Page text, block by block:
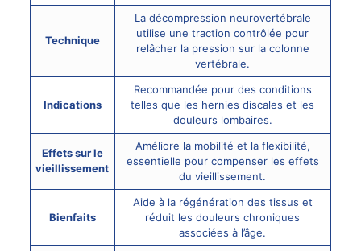
Technique
La décompression neurovertébrale
utilise une traction contrôlée pour
relâcher la pression sur la colonne
vertébrale.
Indications
Recommandée pour des conditions
telles que les hernies discales et les
douleurs lombaires.
Effets sur le
vieillissement
Améliore la mobilité et la flexibilité,
essentielle pour compenser les effets
du vieillissement.
Bienfaits
Aide à la régénération des tissus et
réduit lesdouleurs chroniques
associées à l’âge.